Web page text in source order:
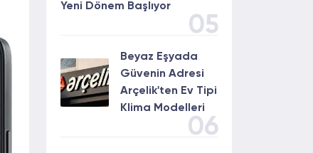
Yeni Dönem Başlıyor
05
Beyaz Eşyada
Güvenin Adresi
Arçelik'ten Ev Tipi
Klima Modelleri
06